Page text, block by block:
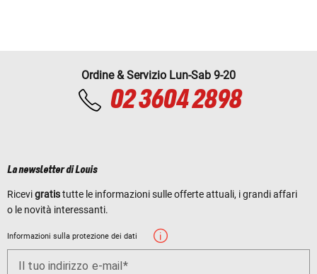
Ordine & Servizio Lun-Sab 9-20
02 3604 2898
La newsletter di Louis
Ricevigratistutte le informazioni sulle offerte attuali, i grandi affari
o le novità interessanti.
Informazioni sulla protezione dei dati
Il tuo indirizzo e-mail